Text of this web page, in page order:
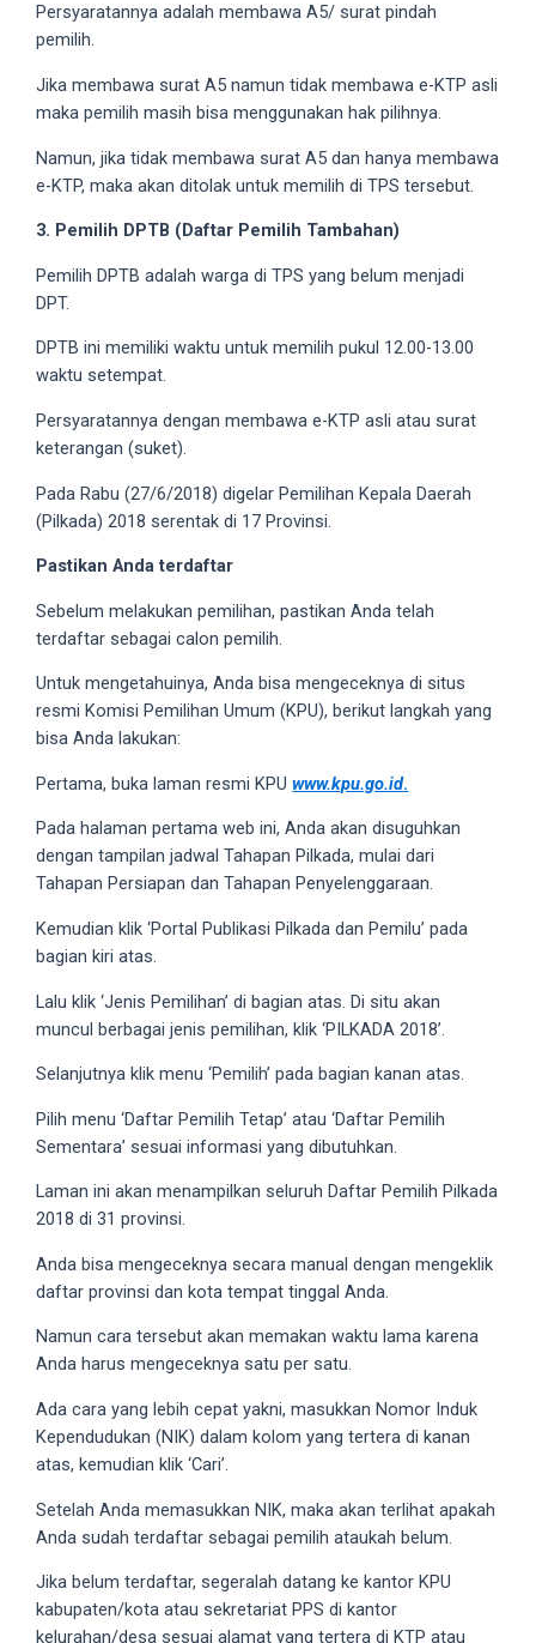
18Tube.tv
also
find
exclusive
porn
shot
ourselves.
around
each
categorized
sex
sections
choose
favorite
one:
amateur
porn
videos,
brunette,
You
find
gay
and
transsexual
porn
videos
their
corresponding
sections
website.
Watching
videos
completely
free!
Persyaratannya adalah membawa A5/ surat pindah
pemilih.
Jika membawa surat A5 namun tidak membawa e-KTP asli
maka pemilih masih bisa menggunakan hak pilihnya.
Namun, jika tidak membawa surat A5 dan hanya membawa
e-KTP, maka akan ditolak untuk memilih di TPS tersebut.
3. Pemilih DPTB (Daftar Pemilih Tambahan)
Pemilih DPTB adalah warga di TPS yang belum menjadi
DPT.
DPTB ini memiliki waktu untuk memilih pukul 12.00-13.00
waktu setempat.
Persyaratannya dengan membawa e-KTP asli atau surat
keterangan (suket).
Pada Rabu (27/6/2018) digelar Pemilihan Kepala Daerah
(Pilkada) 2018 serentak di 17 Provinsi.
Pastikan Anda terdaftar
Sebelum melakukan pemilihan, pastikan Anda telah
terdaftar sebagai calon pemilih.
Untuk mengetahuinya, Anda bisa mengeceknya di situs
resmi Komisi Pemilihan Umum (KPU), berikut langkah yang
bisa Anda lakukan:
Pertama, buka laman resmi KPUwww.kpu.go.id.
Pada halaman pertama web ini, Anda akan disuguhkan
dengan tampilan jadwal Tahapan Pilkada, mulai dari
Tahapan Persiapan dan Tahapan Penyelenggaraan.
Kemudian klik ‘Portal Publikasi Pilkada dan Pemilu’ pada
bagian kiri atas.
Lalu klik ‘Jenis Pemilihan’ di bagian atas. Di situ akan
muncul berbagai jenis pemilihan, klik ‘PILKADA 2018’.
Selanjutnya klik menu ‘Pemilih’ pada bagian kanan atas.
Pilih menu ‘Daftar Pemilih Tetap’ atau ‘Daftar Pemilih
Sementara’ sesuai informasi yang dibutuhkan.
Laman ini akan menampilkan seluruh Daftar Pemilih Pilkada
2018 di 31 provinsi.
Anda bisa mengeceknya secara manual dengan mengeklik
daftar provinsi dan kota tempat tinggal Anda.
Namun cara tersebut akan memakan waktu lama karena
Anda harus mengeceknya satu per satu.
Ada cara yang lebih cepat yakni, masukkan Nomor Induk
Kependudukan (NIK) dalam kolom yang tertera di kanan
atas, kemudian klik ‘Cari’.
Setelah Anda memasukkan NIK, maka akan terlihat apakah
Anda sudah terdaftar sebagai pemilih ataukah belum.
Jika belum terdaftar, segeralah datang ke kantor KPU
kabupaten/kota atau sekretariat PPS di kantor
kelurahan/desa sesuai alamat yang tertera di KTP atau